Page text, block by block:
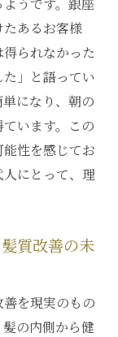
あるお客様
られなかった
」と語ってい
になり、朝の
います。この
性を感じてお
にとって、理
質改善の未
を現実のもの
の内側から健